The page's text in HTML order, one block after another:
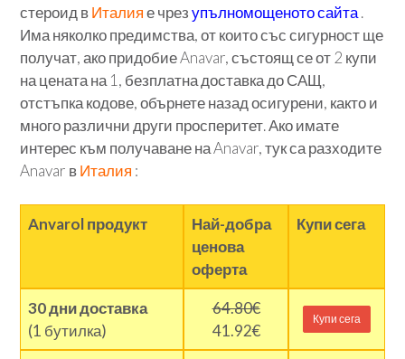
стероид вИталияе чрезупълномощеното сайта.
Има няколко предимства, от които със сигурност ще
получат, ако придобие Anavar, състоящ се от 2 купи
на цената на 1, безплатна доставка до САЩ,
отстъпка кодове, обърнете назад осигурени, както и
много различни други просперитет. Ако имате
интерес към получаване на Anavar, тук са разходите
Anavar вИталия :
Anvarol продукт
Най-добра
ценова
оферта
Купи сега
30 дни доставка
(1 бутилка)
64.80€
41.92€
Купи сега